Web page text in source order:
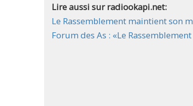
Lire aussi sur radiookapi.net:
Le Rassemblement maintient son
Forum des As : «Le